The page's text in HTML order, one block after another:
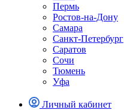
Пермь
Ростов-на-Дону
Самара
Санкт-Петербург
Саратов
Сочи
Тюмень
Уфа
Личный кабинет